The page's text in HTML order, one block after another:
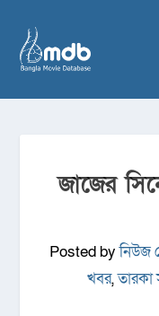
জাজের
Posted byনিউজ
খবর,তারকা